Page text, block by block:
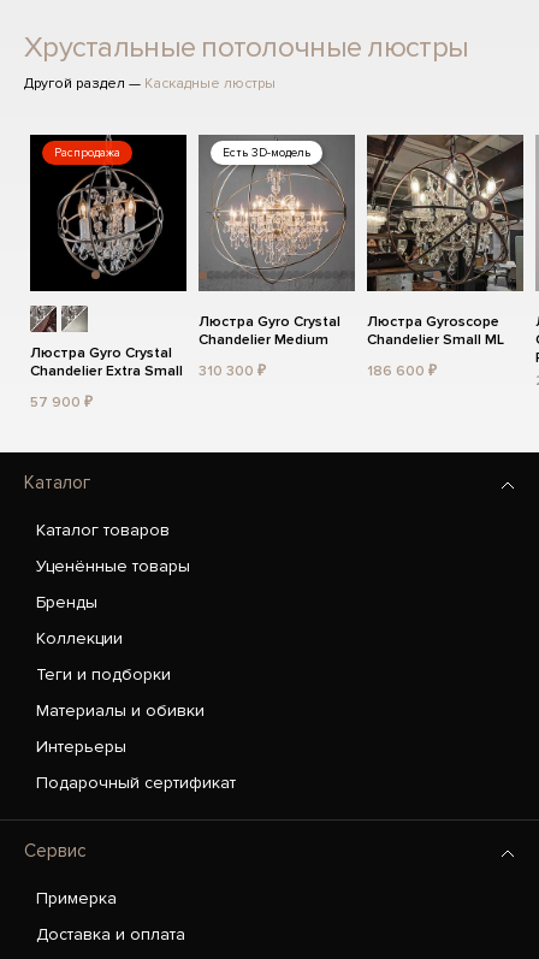
Хрустальные потолочные люстры
Другой раздел — Каскадные люстры
Распродажа
Люстра Gyro Crystal
Chandelier Extra Small
57 900 ₽
Есть 3D-модель
Люстра Gyro Crystal
Chandelier Medium
310 300 ₽
Люстра Gyroscope
Chandelier Small ML
186 600 ₽
Каталог
Каталог товаров
Уценённые товары
Бренды
Коллекции
Теги и подборки
Материалы и обивки
Интерьеры
Подарочный сертификат
Сервис
Примерка
Доставка и оплата